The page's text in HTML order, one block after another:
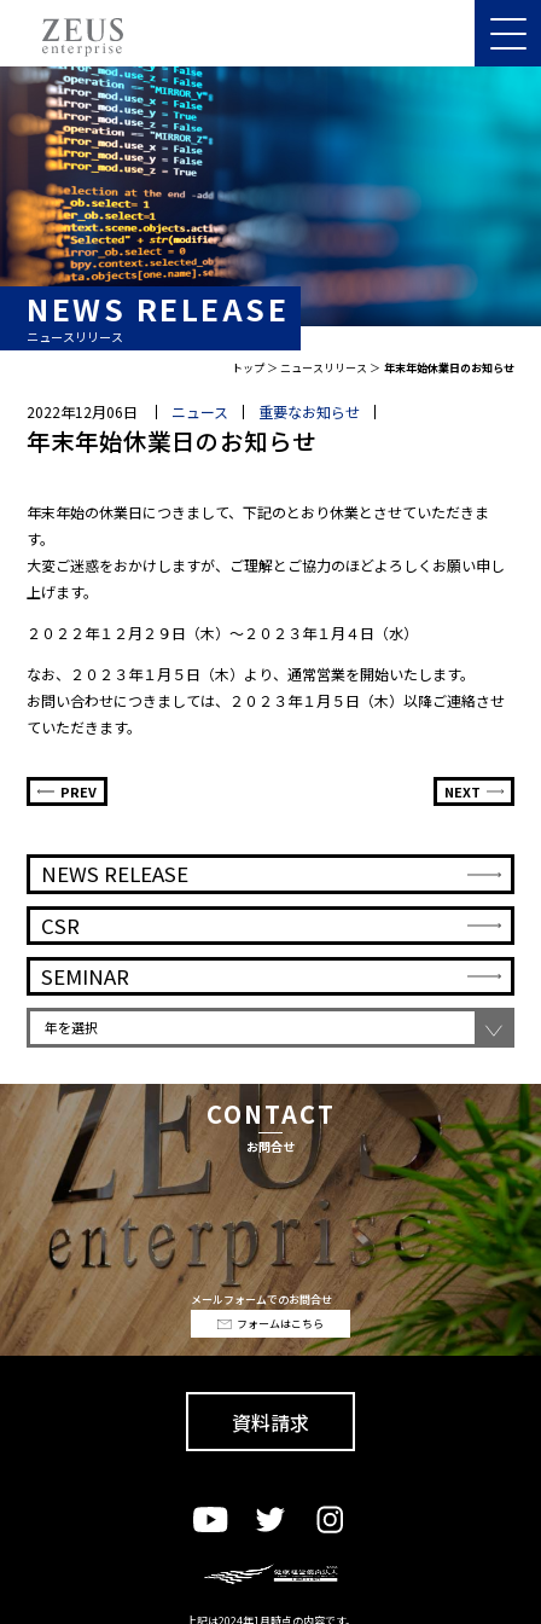
NEWS RELEASE
ニュースリリース
トップ ニュースリリース 年末年始休業日のお知らせ
2022年12月06日 ニュース 重要なお知らせ
年末年始休業日のお知らせ
年末年始の休業日につきまして、下記のとおり休業とさせていただきま
す。
大変ご迷惑をおかけしますが、ご理解とご協力のほどよろしくお願い申し
上げます。
２０２２年１２月２９日（木）～２０２３年１月４日（水）
なお、２０２３年１月５日（木）より、通常営業を開始いたします。
お問い合わせにつきましては、２０２３年１月５日（木）以降ご連絡させ
ていただきます。
PREV NEXT
NEWS RELEASE
CSR
SEMINAR
CONTACT
お問合せ
メールフォームでのお問合せ
フォームはこちら
資料請求